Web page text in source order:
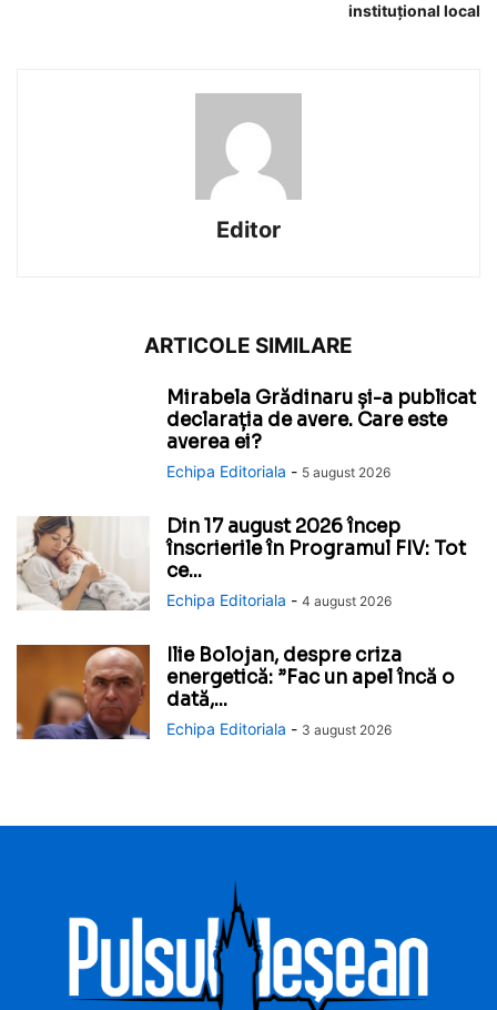
instituțional local
Editor
ARTICOLE SIMILARE
Mirabela Grădinaru și-a publicat
declarația de avere. Care este
averea ei?
Echipa Editoriala - 5 august 2026
Din 17 august 2026 încep
înscrierile în Programul FIV: Tot
ce...
Echipa Editoriala - 4 august 2026
Ilie Bolojan, despre criza
energetică: ”Fac un apel încă o
dată,...
Echipa Editoriala - 3 august 2026